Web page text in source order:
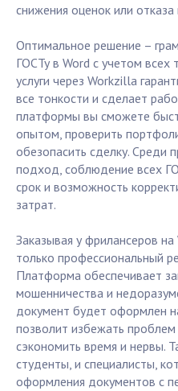
снижения оценок или отказа
Оптимальное решение –
ГОСТу в Word с учетом всех
услуги через Workzilla
все тонкости и сделает
платформы вы сможете
опытом, проверить
обезопасить сделку. Среди
подход, соблюдение всех
срок и возможность
затрат.
Заказывая у фрилансеров
только профессиональный
Платформа обеспечивает
мошенничества и
документ будет оформлен
позволит избежать
сэкономить время и нервы.
студенты, и специалисты,
оформления документов с